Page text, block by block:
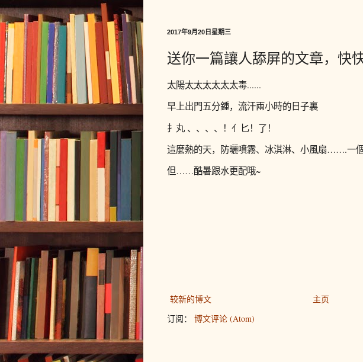
2017年9月20日星期三
送你一篇讓人舔屏的文章，快快
太陽太太太太太太毒......
早上出門五分鍾，流汗兩小時的日子裏
扌丸 、、、、！亻匕！了！
這麼熱的天，防曬噴霧、冰淇淋、小風扇…….一
但……酷暑跟水更配哦~
较新的博文
主页
订阅： 博文评论 (Atom)